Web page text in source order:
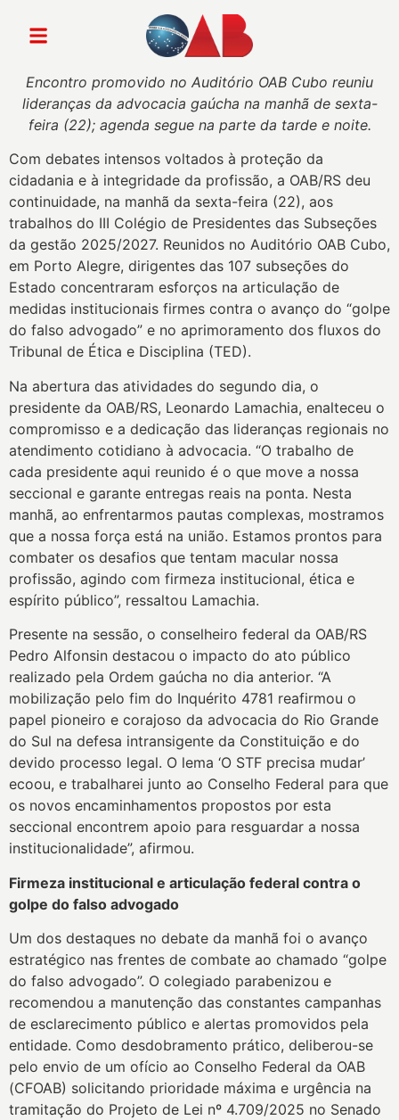
Encontro promovido no Auditório OAB Cubo reuniu
lideranças da advocacia gaúcha na manhã de sexta-
feira (22); agenda segue na parte da tarde e noite.
Com debates intensos voltados à proteção da
cidadania e à integridade da profissão, a OAB/RS deu
continuidade, na manhã da sexta-feira (22), aos
trabalhos do III Colégio de Presidentes das Subseções
da gestão 2025/2027. Reunidos no Auditório OAB Cubo,
em Porto Alegre, dirigentes das 107 subseções do
Estado concentraram esforços na articulação de
medidas institucionais firmes contra o avanço do “golpe
do falso advogado” e no aprimoramento dos fluxos do
Tribunal de Ética e Disciplina (TED).
Na abertura das atividades do segundo dia, o
presidente da OAB/RS, Leonardo Lamachia, enalteceu o
compromisso e a dedicação das lideranças regionais no
atendimento cotidiano à advocacia. “O trabalho de
cada presidente aqui reunido é o que move a nossa
seccional e garante entregas reais na ponta. Nesta
manhã, ao enfrentarmos pautas complexas, mostramos
que a nossa força está na união. Estamos prontos para
combater os desafios que tentam macular nossa
profissão, agindo com firmeza institucional, ética e
espírito público”, ressaltou Lamachia.
Presente na sessão, o conselheiro federal da OAB/RS
Pedro Alfonsin destacou o impacto do ato público
realizado pela Ordem gaúcha no dia anterior. “A
mobilização pelo fim do Inquérito 4781 reafirmou o
papel pioneiro e corajoso da advocacia do Rio Grande
do Sul na defesa intransigente da Constituição e do
devido processo legal. O lema ‘O STF precisa mudar’
ecoou, e trabalharei junto ao Conselho Federal para que
os novos encaminhamentos propostos por esta
seccional encontrem apoio para resguardar a nossa
institucionalidade”, afirmou.
Firmeza institucional e articulação federal contra o
golpe do falso advogado
Um dos destaques no debate da manhã foi o avanço
estratégico nas frentes de combate ao chamado “golpe
do falso advogado”. O colegiado parabenizou e
recomendou a manutenção das constantes campanhas
de esclarecimento público e alertas promovidos pela
entidade. Como desdobramento prático, deliberou-se
pelo envio de um ofício ao Conselho Federal da OAB
(CFOAB) solicitando prioridade máxima e urgência na
tramitação do Projeto de Lei nº 4.709/2025 no Senado